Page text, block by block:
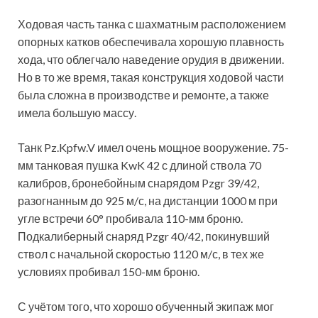
Ходовая часть танка с шахматным расположением
опорных катков обеспечивала хорошую плавность
хода, что облегчало наведение орудия в движении.
Но в то же время, такая конструкция ходовой части
была сложна в производстве и ремонте, а также
имела большую массу.
Танк Pz.Kpfw.V имел очень мощное вооружение. 75-
мм танковая пушка KwK 42 с длиной ствола 70
калибров, бронебойным снарядом Pzgr 39/42,
разогнанным до 925 м/с, на дистанции 1000 м при
угле встречи 60° пробивала 110-мм броню.
Подкалиберный снаряд Pzgr 40/42, покинувший
ствол с начальной скоростью 1120 м/с, в тех же
условиях пробивал 150-мм броню.
С учётом того, что хорошо обученный экипаж мог